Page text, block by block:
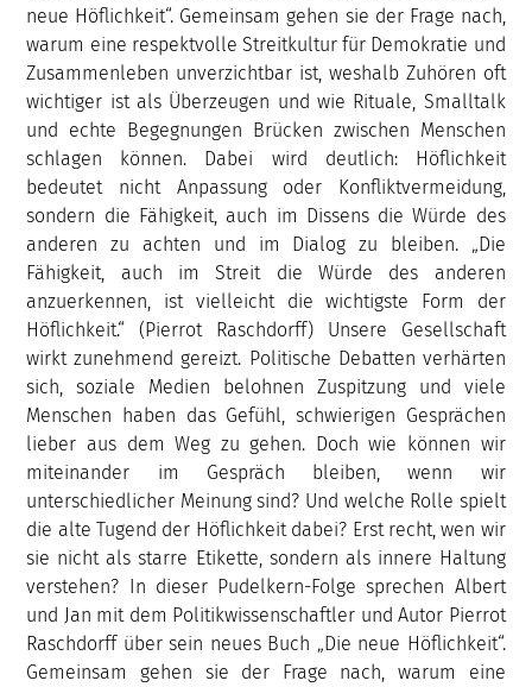
neue Höflichkeit“. Gemeinsam gehen sie der Frage nach,
warum eine respektvolle Streitkultur für Demokratie und
Zusammenleben unverzichtbar ist, weshalb Zuhören oft
wichtiger ist als Überzeugen und wie Rituale, Smalltalk
und echte Begegnungen Brücken zwischen Menschen
schlagen können. Dabei wird deutlich: Höflichkeit
bedeutet nicht Anpassung oder Konfliktvermeidung,
sondern die Fähigkeit, auch im Dissens die Würde des
anderen zu achten und im Dialog zu bleiben. „Die
Fähigkeit, auch im Streit die Würde des anderen
anzuerkennen, ist vielleicht die wichtigste Form der
Höflichkeit.“ (Pierrot Raschdorff) Unsere Gesellschaft
wirkt zunehmend gereizt. Politische Debatten verhärten
sich, soziale Medien belohnen Zuspitzung und viele
Menschen haben das Gefühl, schwierigen Gesprächen
lieber aus dem Weg zu gehen. Doch wie können wir
miteinander im Gespräch bleiben, wenn wir
unterschiedlicher Meinung sind? Und welche Rolle spielt
die alte Tugend der Höflichkeit dabei? Erst recht, wen wir
sie nicht als starre Etikette, sondern als innere Haltung
verstehen? In dieser Pudelkern-Folge sprechen Albert
und Jan mit dem Politikwissenschaftler und Autor Pierrot
Raschdorff über sein neues Buch „Die neue Höflichkeit“.
Gemeinsam gehen sie der Frage nach, warum eine